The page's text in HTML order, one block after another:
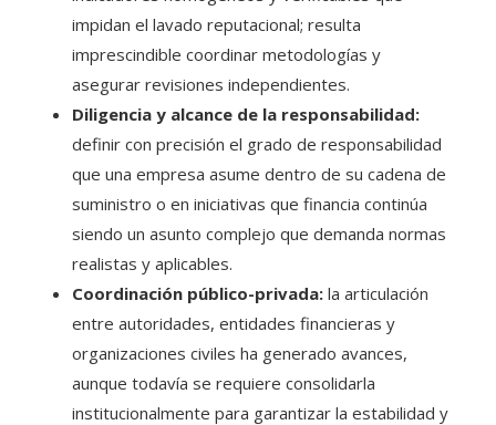
impidan el lavado reputacional; resulta
imprescindible coordinar metodologías y
asegurar revisiones independientes.
Diligencia y alcance de la responsabilidad:
definir con precisión el grado de responsabilidad
que una empresa asume dentro de su cadena de
suministro o en iniciativas que financia continúa
siendo un asunto complejo que demanda normas
realistas y aplicables.
Coordinación público-privada: la articulación
entre autoridades, entidades financieras y
organizaciones civiles ha generado avances,
aunque todavía se requiere consolidarla
institucionalmente para garantizar la estabilidad y